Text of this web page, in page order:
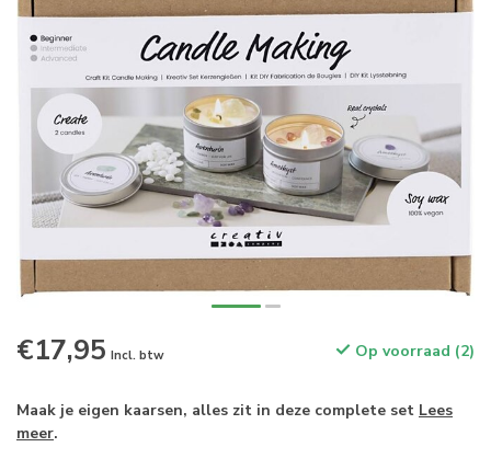
€17,95 Incl. btw Op voorraad (2)
Maak je eigen kaarsen, alles zit in deze complete set Lees
meer.